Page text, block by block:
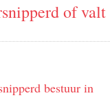
of valt
bestuur in